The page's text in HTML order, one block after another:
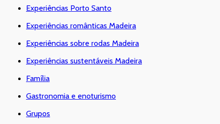
Experiências Porto Santo
Experiências românticas Madeira
Experiências sobre rodas Madeira
Experiências sustentáveis Madeira
Família
Gastronomia e enoturismo
Grupos